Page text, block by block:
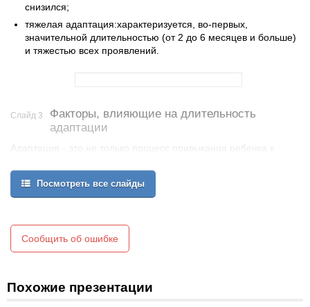
снизился;
тяжелая адаптация:характеризуется, во-первых,
значительной длительностью (от 2 до 6 месяцев и больше)
и тяжестью всех проявлений.
Слайд 3
Факторы, влияющие на длительность
адаптации
Адаптация - это не только процесс привыкания ребенка к
умений и навыков в по­вседневной жизни.Длительность периода
адаптации зависит от многих причин:
ребенка;
от наличия или отсутствия предшествующей тренировки его
нерв­ной системы;
Трудности адаптации возникают в тех случаях, когда ребенок
Посмотреть все слайды
Сообщить об ошибке
Похожие презентации